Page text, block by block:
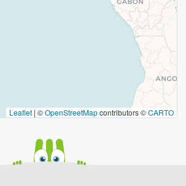
Leaflet | ©OpenStreetMapcontributors ©CARTO